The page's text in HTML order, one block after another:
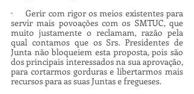
·     Gerir com rigor os meios existentes para
servir mais povoações com os SMTUC, que
muito justamente o reclamam, razão pela
qual contamos que os Srs. Presidentes de
Junta não bloqueiem esta proposta, pois são
dos principais interessados na sua aprovação,
para cortarmos gorduras e libertarmos mais
recursos para as suas Juntas e fregueses.